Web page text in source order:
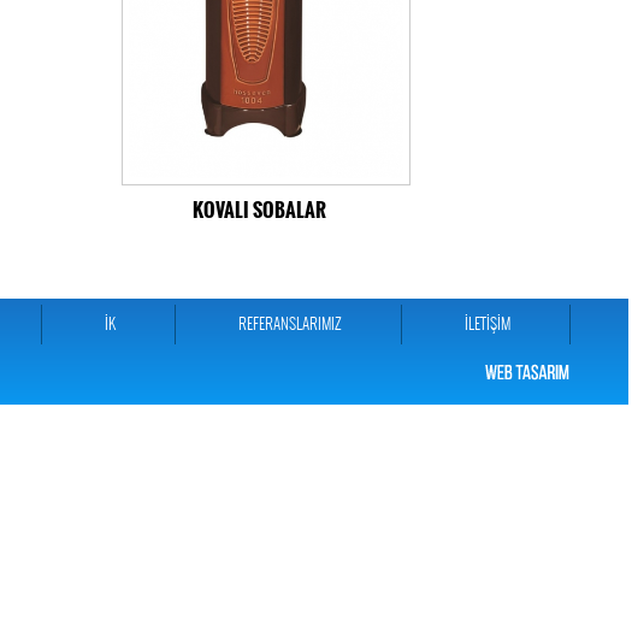
KOVALI SOBALAR
İK REFERANSLARIMIZ İLETİŞİM